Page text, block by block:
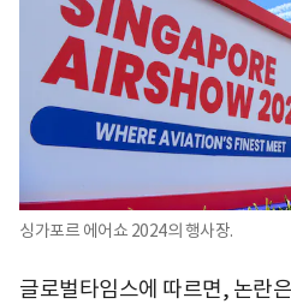
싱가포르 에어쇼 2024의 행사장.
글로벌타임스에 따르면, 논란